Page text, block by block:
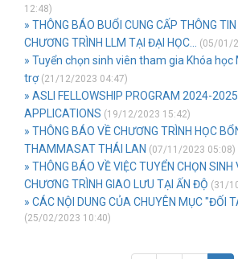
12:48)
» THÔNG BÁO BUỔI CUNG CẤP THÔNG
CHƯƠNG TRÌNH LLM TẠI ĐẠI HỌC...
(05/01/
» Tuyển chọn sinh viên tham gia Khóa học
trợ(21/12/2023 04:47)
» ASLI FELLOWSHIP PROGRAM 2024-
APPLICATIONS (19/12/2023 15:42)
» THÔNG BÁO VỀ CHƯƠNG TRÌNH HỌC
THAMMASAT THÁI LAN (07/11/2023 05:08)
» THÔNG BÁO VỀ VIỆC TUYỂN CHỌN
CHƯƠNG TRÌNH GIAO LƯU TẠI ẤN ĐỘ (31/
» CÁC NỘI DUNG CỦA CHUYÊN MỤC "ĐỐI
(25/02/2023 10:40)